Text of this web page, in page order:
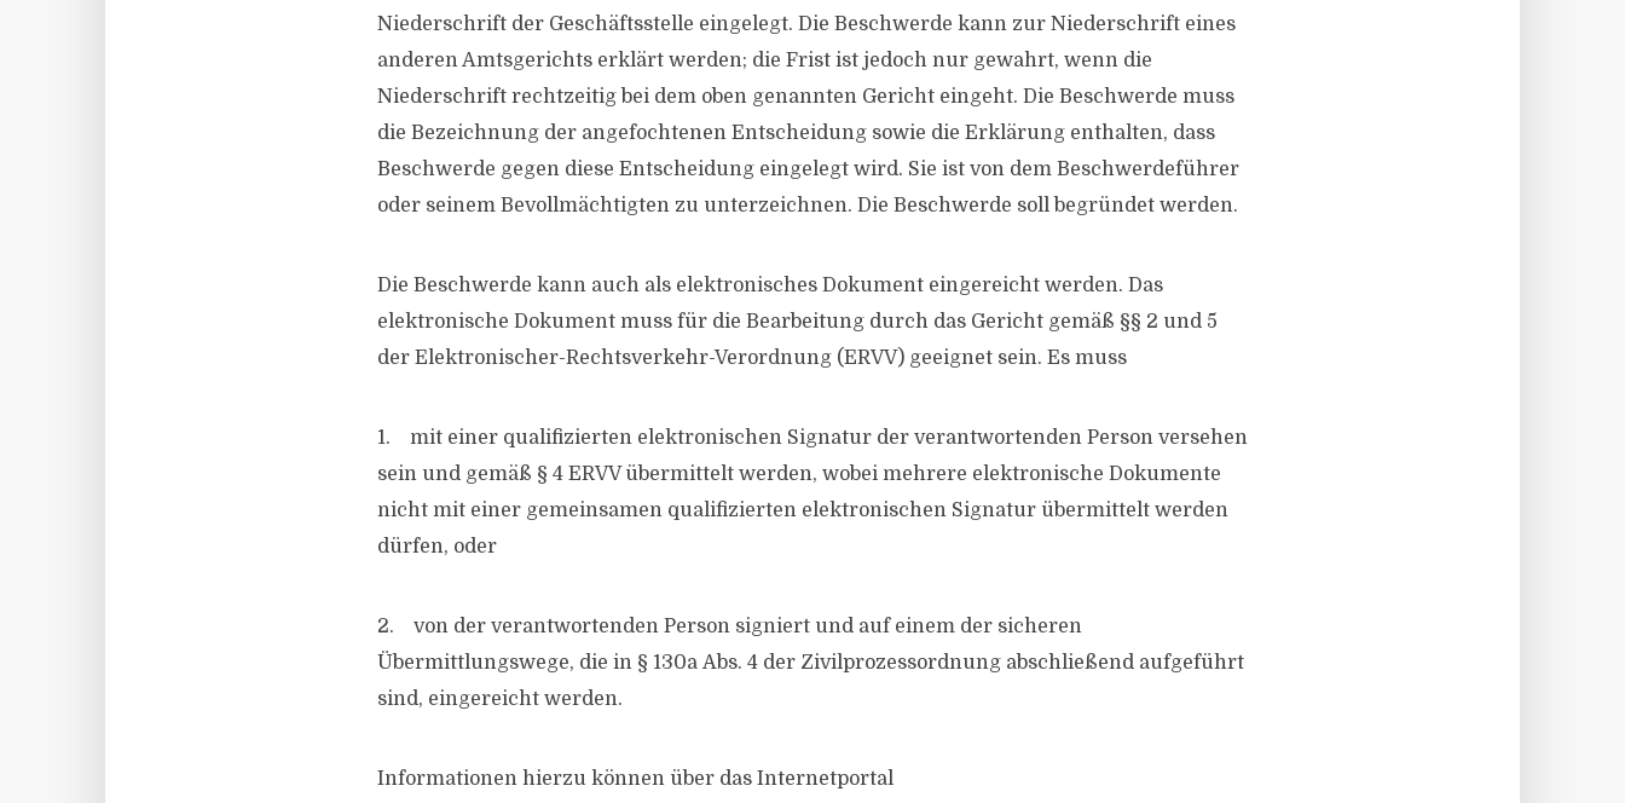
Niederschrift der Geschäftsstelle eingelegt. Die Beschwerde kann zur Niederschrift eines
anderen Amtsgerichts erklärt werden; die Frist ist jedoch nur gewahrt, wenn die
Niederschrift rechtzeitig bei dem oben genannten Gericht eingeht. Die Beschwerde muss
die Bezeichnung der angefochtenen Entscheidung sowie die Erklärung enthalten, dass
Beschwerde gegen diese Entscheidung eingelegt wird. Sie ist von dem Beschwerdeführer
oder seinem Bevollmächtigten zu unterzeichnen. Die Beschwerde soll begründet werden.
Die Beschwerde kann auch als elektronisches Dokument eingereicht werden. Das
elektronische Dokument muss für die Bearbeitung durch das Gericht gemäß §§ 2 und 5
der Elektronischer-Rechtsverkehr-Verordnung (ERVV) geeignet sein. Es muss
1. mit einer qualifizierten elektronischen Signatur der verantwortenden Person versehen
sein und gemäß § 4 ERVV übermittelt werden, wobei mehrere elektronische Dokumente
nicht mit einer gemeinsamen qualifizierten elektronischen Signatur übermittelt werden
dürfen, oder
2. von der verantwortenden Person signiert und auf einem der sicheren
Übermittlungswege, die in § 130a Abs. 4 der Zivilprozessordnung abschließend aufgeführt
sind, eingereicht werden.
Informationen hierzu können über das Internetportal